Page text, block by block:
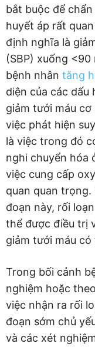
bắt buộc để
huyết áp rất
định nghĩa là
(SBP) xuống
bệnh nhân tăng
diện của các dấu
giảm tưới máu
việc phát hiện
là việc trong đó
nghi chuyển hóa
việc cung cấp
quan quan
đoạn này, rối
thể được điều trị
giảm tưới máu có
Trong bối cảnh
nghiệm hoặc
việc nhận ra rối
đoạn sớm chủ
và các xét